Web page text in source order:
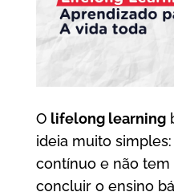
O lifelong learning
ideia muito
contínuo e não tem
concluir o ensino